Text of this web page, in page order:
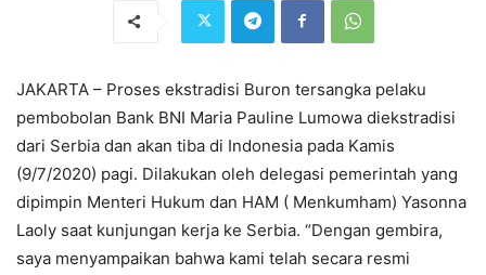
JAKARTA – Proses ekstradisi Buron tersangka pelaku
pembobolan Bank BNI Maria Pauline Lumowa diekstradisi
dari Serbia dan akan tiba di Indonesia pada Kamis
(9/7/2020) pagi. Dilakukan oleh delegasi pemerintah yang
dipimpin Menteri Hukum dan HAM ( Menkumham) Yasonna
Laoly saat kunjungan kerja ke Serbia. “Dengan gembira,
saya menyampaikan bahwa kami telah secara resmi